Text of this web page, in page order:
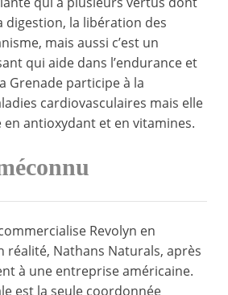
digestion, la libération des
mais aussi c’est un
qui aide dans l’endurance et
Grenade participe à la
cardiovasculaires mais elle
en antioxydant et en vitamines.
Revolyn en
réalité, Nathans Naturals, après
à une entreprise américaine.
est la seule coordonnée